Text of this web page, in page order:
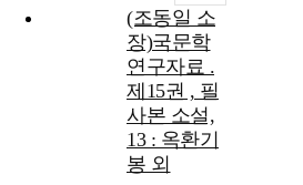
(조동일 소
장)국문학
연구자료 .
제15권 , 필
사본 소설,
13 : 옥환기
봉 외